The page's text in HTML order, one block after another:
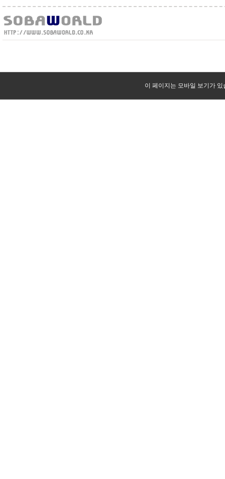
이 페이지는 모바일 보기가